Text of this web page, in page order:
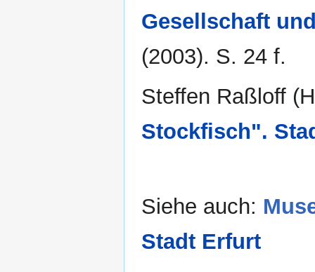
Gesellschaft
(2003). S. 24 f.
Steffen Raßloff
Stockfisch".
Siehe auch:
Stadt Erfurt